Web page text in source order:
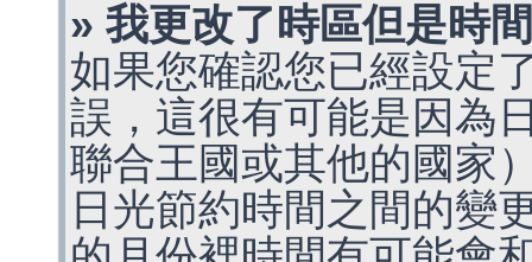
» 我更改了時區但是時
如果您確認您已經設定
誤，這很有可能是因為
聯合王國或其他的國家
日光節約時間之間的變